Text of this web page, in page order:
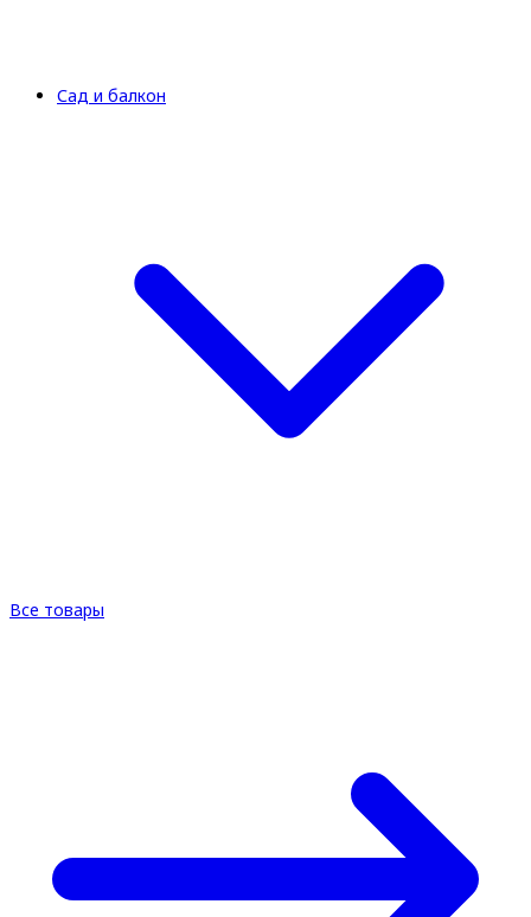
Сад и балкон
Все товары